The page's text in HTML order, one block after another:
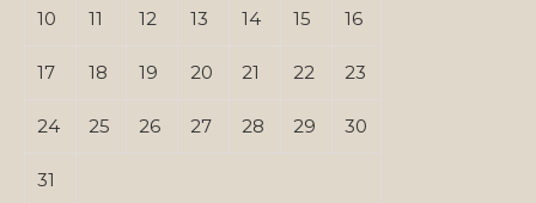
10 11 12 13 14 15 16
17 18 19 20 21 22 23
24 25 26 27 28 29 30
31